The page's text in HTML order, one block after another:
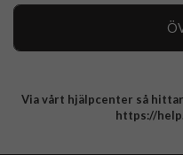
Integritetspolicy
Via vårt hjälpcenter så
https://